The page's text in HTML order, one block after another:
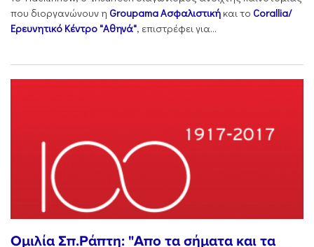
που διοργανώνουν η Groupama Ασφαλιστική και το Corallia/
Ερευνητικό Κέντρο "Αθηνά", επιστρέφει για...
Ομιλία Σπ.Ράπτη: "Aπο τα σήματα και τα